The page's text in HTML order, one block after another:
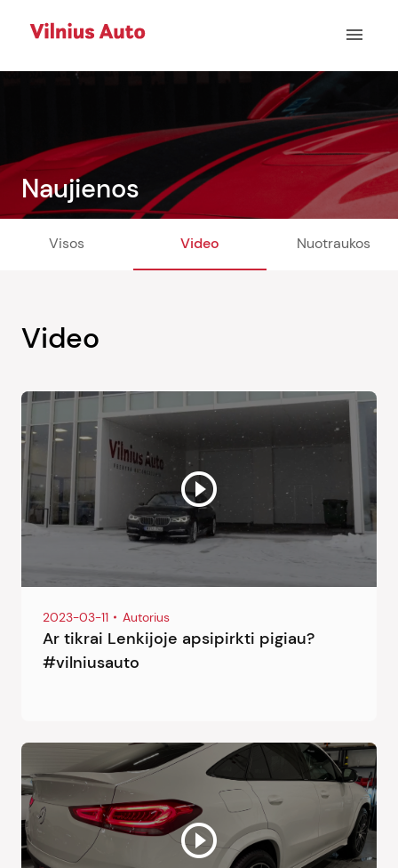
menu
Naujienos
Visos Video Nuotraukos
Video
2023-03-11 Autorius
Ar tikrai Lenkijoje apsipirkti pigiau?
#vilniusauto